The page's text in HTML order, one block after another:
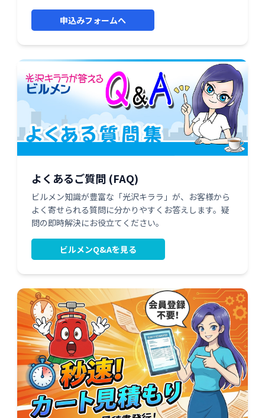
申込みフォームへ
よくあるご質問 (FAQ)
ビルメン知識が豊富な「光沢キララ」が、お客様から
よく寄せられる質問に分かりやすくお答えします。疑
問の即時解決にお役立てください。
ビルメンQ&Aを見る